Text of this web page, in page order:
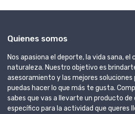
Quienes somos
Nos apasiona el deporte, la vida sana,
naturaleza. Nuestro objetivo es
asesoramiento y las mejores
puedas hacer lo que más te gusta.
sabes que vas a llevarte un producto
específico para la actividad que queres